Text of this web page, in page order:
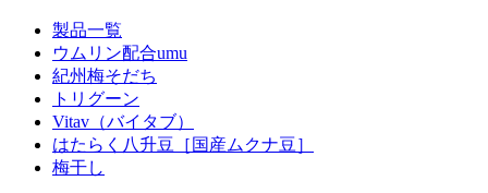
製品一覧
ウムリン配合umu
紀州梅そだち
トリグーン
Vitav（バイタブ）
はたらく八升豆［国産ムクナ豆］
梅干し